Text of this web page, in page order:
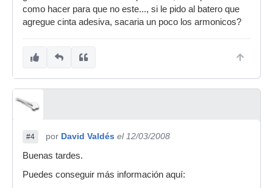
como hacer para que no este..., si le pido al batero que
agregue cinta adesiva, sacaria un poco los armonicos?
#4 por David Valdés el 12/03/2008
Buenas tardes.
Puedes conseguir más información aquí: